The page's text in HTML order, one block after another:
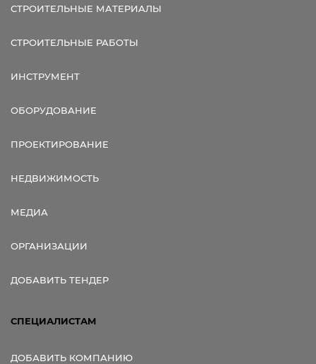
СТРОИТЕЛЬНЫЕ МАТЕРИАЛЫ
СТРОИТЕЛЬНЫЕ РАБОТЫ
ИНСТРУМЕНТ
ОБОРУДОВАНИЕ
ПРОЕКТИРОВАНИЕ
НЕДВИЖИМОСТЬ
МЕДИА
ОРГАНИЗАЦИИ
ДОБАВИТЬ ТЕНДЕР
СПЕЦИАЛИСТАМ
ДОБАВИТЬ КОМПАНИЮ